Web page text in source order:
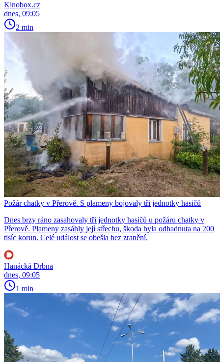
Kinobox.cz
dnes, 09:05
2 min
Požár chatky v Přerově. S plameny bojovaly tři jednotky hasičů
Dnes brzy ráno zasahovaly tři jednotky hasičů u požáru chatky v
Přerově. Plameny zasáhly její střechu, škoda byla odhadnuta na 200
tisíc korun. Celé událost se obešla bez zranění.
Hanácká Drbna
dnes, 09:05
1 min